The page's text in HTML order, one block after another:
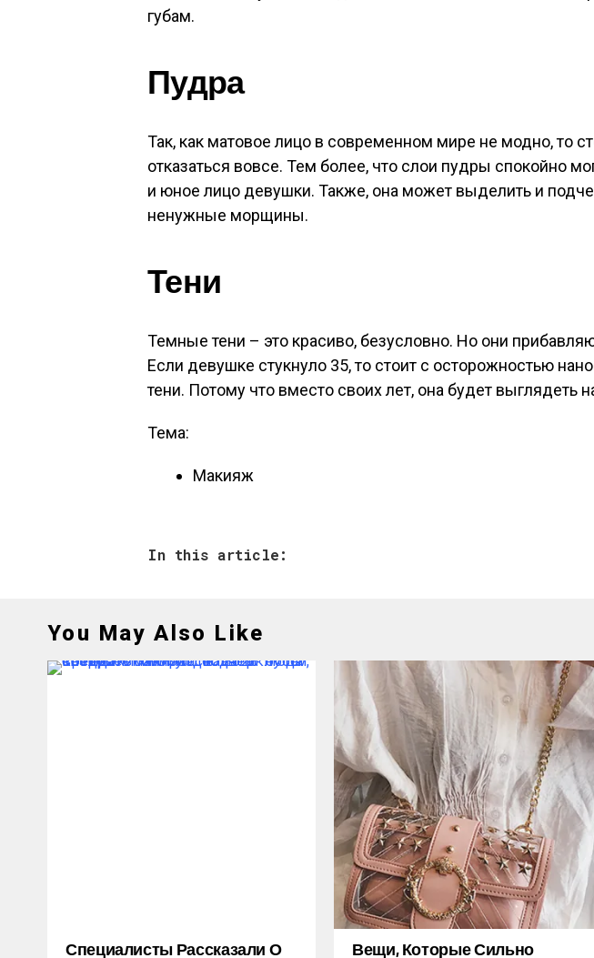
губам.
Пудра
Так, как матовое лицо в современном мире не модно, то
отказаться вовсе. Тем более, что слои пудры спокойно
и юное лицо девушки. Также, она может выделить и
ненужные морщины.
Тени
Темные тени – это красиво, безусловно. Но они
Если девушке стукнуло 35, то стоит с осторожностью
тени. Потому что вместо своих лет, она будет выглядеть
Тема:
Макияж
In this article:
You May Also Like
Специалисты Рассказали О
Вещи, Которые Сильно